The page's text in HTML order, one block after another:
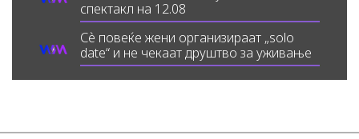
спектакл на 12.08
Сè повеќе жени организираат „solo
date“ и не чекаат друштво за уживање